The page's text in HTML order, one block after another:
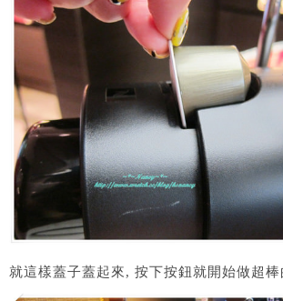
就這樣蓋子蓋起來, 按下按鈕就開始做超